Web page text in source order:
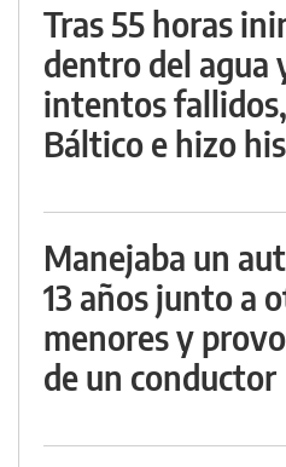
Tras 55 horas
dentro del agua
intentos
Báltico e hizo
Manejaba un
13 años junto a
menores y
de un conductor